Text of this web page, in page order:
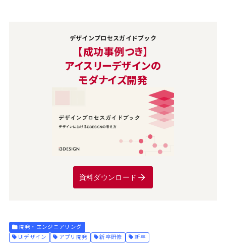
デザインプロセスガイドブック
【成功事例つき】
アイスリーデザインの
モダナイズ開発
資料ダウンロード
開発・エンジニアリング
UIデザイン
アプリ開発 新卒研修 新卒